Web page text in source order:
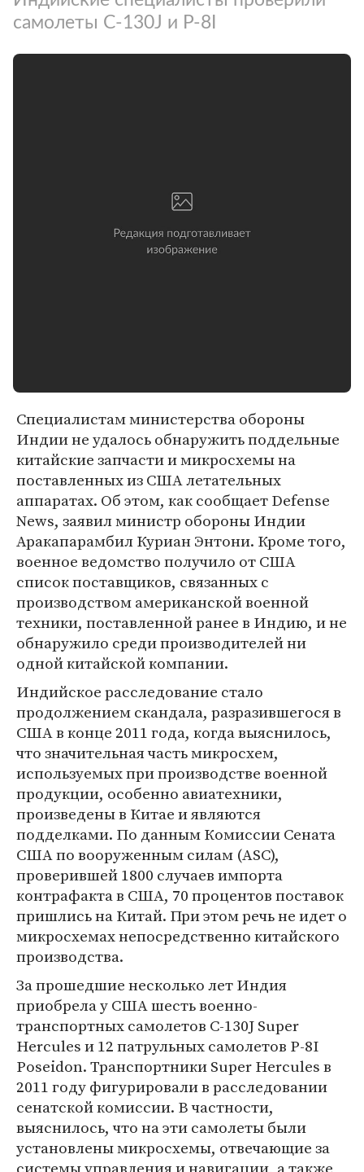
самолеты C-130J и P-8I
Специалистам министерства обороны
Индии не удалось обнаружить поддельные
китайские запчасти и микросхемы на
поставленных из США летательных
аппаратах. Об этом, как сообщает Defense
News, заявил министр обороны Индии
Аракапарамбил Куриан Энтони. Кроме того,
военное ведомство получило от США
список поставщиков, связанных с
производством американской военной
техники, поставленной ранее в Индию, и не
обнаружило среди производителей ни
одной китайской компании.
Индийское расследование стало
продолжением скандала, разразившегося в
США в конце 2011 года, когда выяснилось,
что значительная часть микросхем,
используемых при производстве военной
продукции, особенно авиатехники,
произведены в Китае и являются
подделками. По данным Комиссии Сената
США по вооруженным силам (ASC),
проверившей 1800 случаев импорта
контрафакта в США, 70 процентов поставок
пришлись на Китай. При этом речь не идет о
микросхемах непосредственно китайского
производства.
За прошедшие несколько лет Индия
приобрела у США шесть военно-
транспортных самолетов C-130J Super
Hercules и 12 патрульных самолетов P-8I
Poseidon. Транспортники Super Hercules в
2011 году фигурировали в расследовании
сенатской комиссии. В частности,
выяснилось, что на эти самолеты были
установлены микросхемы, отвечающие за